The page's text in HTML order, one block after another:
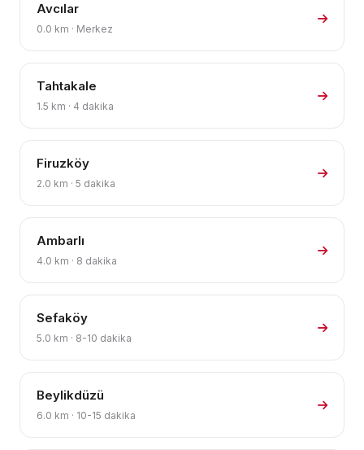
Avcılar
0.0 km · Merkez
Tahtakale
1.5 km · 4 dakika
Firuzköy
2.0 km · 5 dakika
Ambarlı
4.0 km · 8 dakika
Sefaköy
5.0 km · 8-10 dakika
Beylikdüzü
6.0 km · 10-15 dakika